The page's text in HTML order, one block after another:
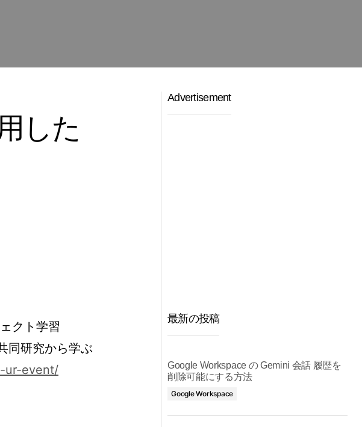
した
クト学習
同研究から学ぶ
ur-event/
Advertisement
最新の投稿
Google Workspace の Gemini 会話 履歴を
削除可能にする方法
Google Workspace